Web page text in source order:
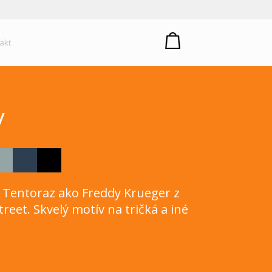
ako Freddy Krueger z
Skvelý motív na tričká a iné